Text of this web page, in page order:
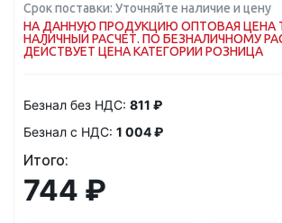
Срок поставки: Уточняйте наличие и цену
НА ДАННУЮ ПРОДУКЦИЮ ОПТОВАЯ ЦЕНА
НАЛИЧНЫЙ РАСЧЕТ. ПО БЕЗНАЛИЧНОМУ
ДЕЙСТВУЕТ ЦЕНА КАТЕГОРИИ РОЗНИЦА
Безнал без НДС: 811 ₽
Безнал с НДС: 1 004 ₽
Итого:
744 ₽